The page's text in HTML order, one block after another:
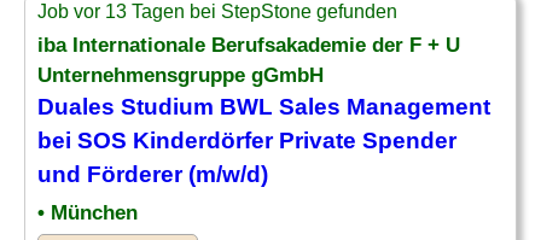
Job vor 13 Tagen bei StepStone gefunden
iba Internationale Berufsakademie der F + U
Unternehmensgruppe gGmbH
Duales Studium BWL Sales Management
bei SOS Kinderdörfer Private Spender
und Förderer (m/w/d)
• München